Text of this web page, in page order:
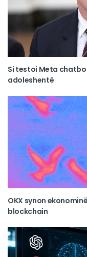
Si testoi Meta
adoleshentë
OKX synon
blockchain